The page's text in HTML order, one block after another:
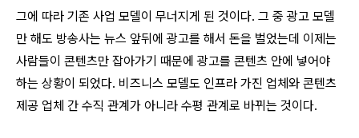
그에 따라 기존 사업 모델이 무너지게 된 것이다. 그 중 광고 모델
만 해도 방송사는 뉴스 앞뒤에 광고를 해서 돈을 벌었는데 이제는
사람들이 콘텐츠만 잡아가기 때문에 광고를 콘텐츠 안에 넣어야
하는 상황이 되었다. 비즈니스 모델도 인프라 가진 업체와 콘텐츠
제공 업체 간 수직 관계가 아니라 수평 관계로 바뀌는 것이다.